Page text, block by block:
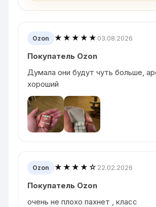
Ozon ★★★★★ 03.08.2026
Покупатель Ozon
Думала они будут чуть больше,
хороший
Ozon ★★★★☆ 22.02.2026
Покупатель Ozon
очень не плохо пахнет , класс